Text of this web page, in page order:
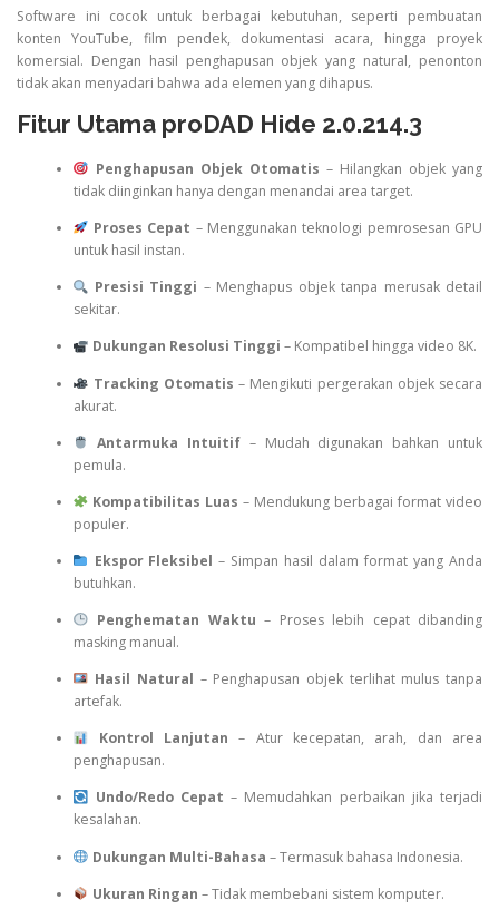
Software ini cocok untuk berbagai kebutuhan, seperti pembuatan
konten YouTube, film pendek, dokumentasi acara, hingga proyek
komersial. Dengan hasil penghapusan objek yang natural, penonton
tidak akan menyadari bahwa ada elemen yang dihapus.
Fitur Utama proDAD Hide 2.0.214.3
Penghapusan Objek Otomatis – Hilangkan objek yang
tidak diinginkan hanya dengan menandai area target.
Proses Cepat – Menggunakan teknologi pemrosesan GPU
untuk hasil instan.
Presisi Tinggi – Menghapus objek tanpa merusak detail
sekitar.
Dukungan Resolusi Tinggi – Kompatibel hingga video 8K.
Tracking Otomatis – Mengikuti pergerakan objek secara
akurat.
Antarmuka Intuitif – Mudah digunakan bahkan untuk
pemula.
Kompatibilitas Luas – Mendukung berbagai format video
populer.
Ekspor Fleksibel – Simpan hasil dalam format yang Anda
butuhkan.
Penghematan Waktu – Proses lebih cepat dibanding
masking manual.
Hasil Natural – Penghapusan objek terlihat mulus tanpa
artefak.
Kontrol Lanjutan – Atur kecepatan, arah, dan area
penghapusan.
Undo/Redo Cepat – Memudahkan perbaikan jika terjadi
kesalahan.
Dukungan Multi-Bahasa – Termasuk bahasa Indonesia.
Ukuran Ringan – Tidak membebani sistem komputer.